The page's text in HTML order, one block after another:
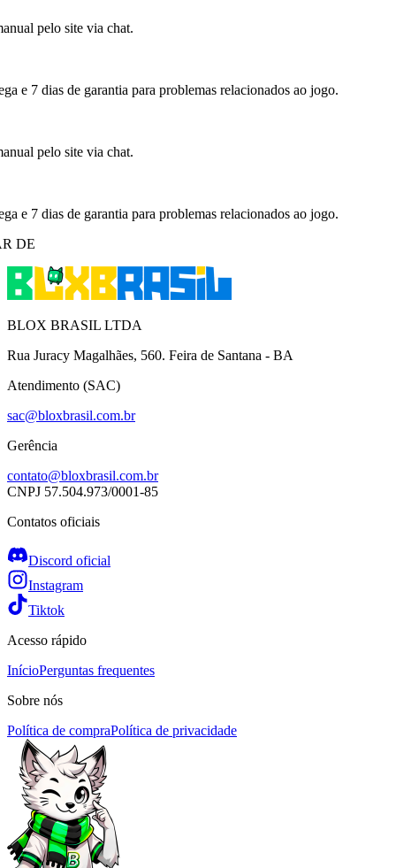
pelo site via chat.
e 7 dias de garantia para problemas relacionados ao jogo.
pelo site via chat.
e 7 dias de garantia para problemas relacionados ao jogo.
DE
BLOX BRASIL LTDA
Rua Juracy Magalhães, 560. Feira de Santana - BA
Atendimento (SAC)
sac@bloxbrasil.com.br
Gerência
contato@bloxbrasil.com.br
CNPJ 57.504.973/0001-85
Contatos oficiais
Discord oficial
Instagram
Tiktok
Acesso rápido
InícioPerguntas frequentes
Sobre nós
Política de compraPolítica de privacidade